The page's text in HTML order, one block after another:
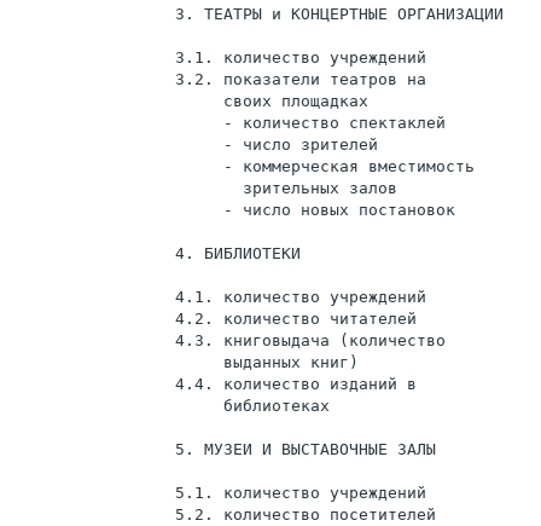
                 3. ТЕАТРЫ и КОНЦЕРТНЫЕ ОРГАНИЗАЦИИ
3.1. количество учреждений
                 3.2. показатели театров на
                      своих площадках
- количество спектаклей
- число зрителей
- коммерческая вместимость
                        зрительных залов
- число новых постановок
                 4. БИБЛИОТЕКИ
4.1. количество учреждений
4.2. количество читателей
4.3. книговыдача (количество
                      выданных книг)
4.4. количество изданий в
                      библиотеках
                 5. МУЗЕИ И ВЫСТАВОЧНЫЕ ЗАЛЫ
5.1. количество учреждений
5.2. количество посетителей